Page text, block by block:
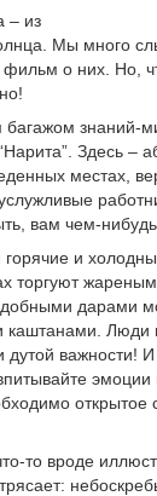
– из
Мы много
о них. Но,
багажом знаний-
Здесь –
местах,
вам чем-
и
торгуют
дарами
каштанами. Люди
дутой важности!
открытое
то вроде